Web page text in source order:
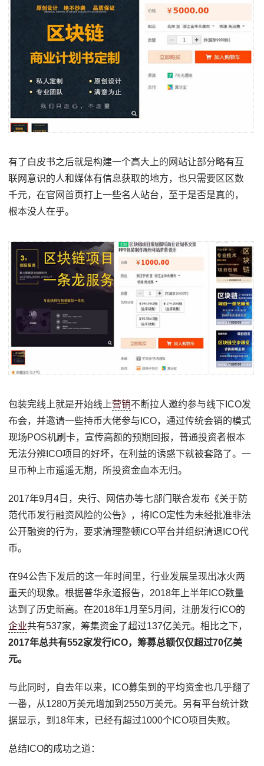
有了白皮书之后就是构建一个高大上的网站让部分略有互
联网意识的人和媒体有信息获取的地方，也只需要区区数
千元，在官网首页打上一些名人站台，至于是否是真的，
根本没人在乎。
包装完线上就是开始线上营销不断拉人邀约参与线下ICO发
布会，并邀请一些持币大佬参与ICO，通过传统会销的模式
现场POS机刷卡，宣传高额的预期回报，普通投资者根本
无法分辨ICO项目的好坏，在利益的诱惑下就被套路了。一
旦币种上市遥遥无期，所投资金血本无归。
2017年9月4日，央行、网信办等七部门联合发布《关于防
范代币发行融资风险的公告》，将ICO定性为未经批准非法
公开融资的行为，要求清理整顿ICO平台并组织清退ICO代
币。
在94公告下发后的这一年时间里，行业发展呈现出冰火两
重天的现象。根据普华永道报告，2018年上半年ICO数量
达到了历史新高。在2018年1月至5月间，注册发行ICO的
企业共有537家，筹集资金了超过137亿美元。相比之下，
2017年总共有552家发行ICO，筹募总额仅仅超过70亿美
元。
与此同时，自去年以来，ICO募集到的平均资金也几乎翻了
一番，从1280万美元增加到2550万美元。另有平台统计数
据显示，到18年末，已经有超过1000个ICO项目失败。
总结ICO的成功之道：